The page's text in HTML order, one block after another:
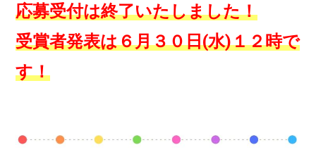
応募受付は終了いたしました！
受賞者発表は６月３０日(水)１２時で
す！